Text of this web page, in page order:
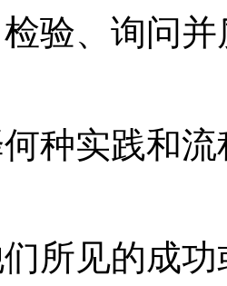
、询问并
实践和流
见的成功